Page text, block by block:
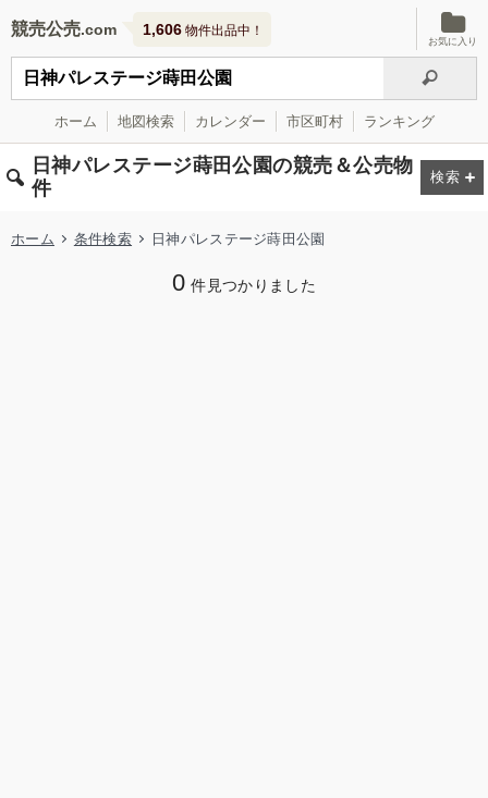
競売公売 1,606 物件出品中！
お気に入り
ホーム 地図検索 カレンダー 市区町村 ランキング
日神パレステージ蒔田公園の競売＆公売物
件
ホーム 条件検索 日神パレステージ蒔田公園
0 件見つかりました